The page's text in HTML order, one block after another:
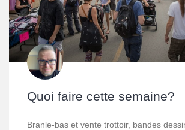
Quoi faire cette semaine?
Branle-bas et vente trottoir, bandes